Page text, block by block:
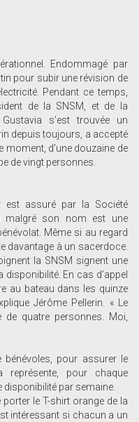
Endommagé par
pour subir une révision de
Pendant ce temps,
de la SNSM, et de la
s’est trouvée un
depuis toujours, a accepté
moment, d’une douzaine de
de vingt personnes.
est assuré par la Société
malgré son nom est une
Même si au regard
davantage à un sacerdoce.
la SNSM signent une
En cas d’appel
au bateau dans les quinze
Jérôme Pellerin. « Le
quatre personnes. Moi,
bénévoles, pour assurer le
représente, pour chaque
disponibilité par semaine.
le T-shirt orange de la
intéressant si chacun a un